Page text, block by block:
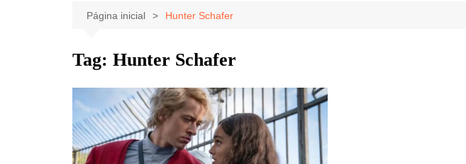
Celebridades
Música
Notícias
Clássicos
Página inicial Hunter Schafer
Tag: Hunter Schafer